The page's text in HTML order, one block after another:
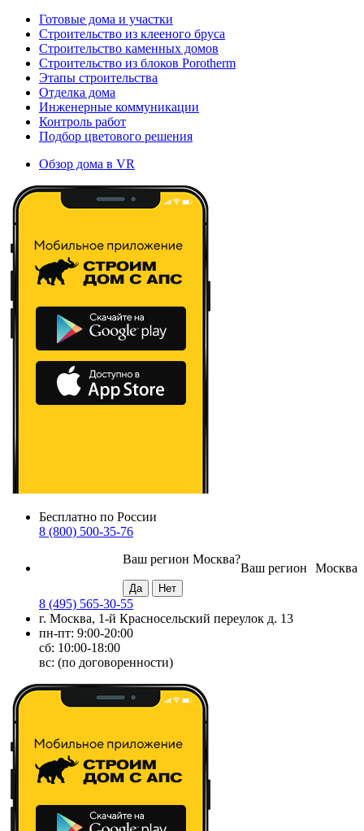
Готовые дома и участки
Строительство из клееного бруса
Строительство каменных домов
Строительство из блоков Porotherm
Этапы строительства
Отделка дома
Инженерные коммуникации
Контроль работ
Подбор цветового решения
Обзор дома в VR
Бесплатно по России
8 (800) 500-35-76
Москва
Ваш регион
Ваш регион Москва?
8 (495) 565-30-55
г. Москва, 1-й Красносельский переулок д. 13
пн-пт: 9:00-20:00
сб: 10:00-18:00
вс: (по договоренности)